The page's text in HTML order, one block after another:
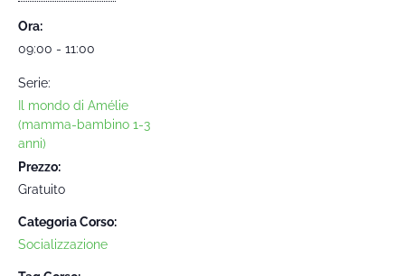
Ora:
09:00 - 11:00
Serie:
Il mondo di Amélie
(mamma-bambino 1-3
anni)
Prezzo:
Gratuito
Categoria Corso:
Socializzazione